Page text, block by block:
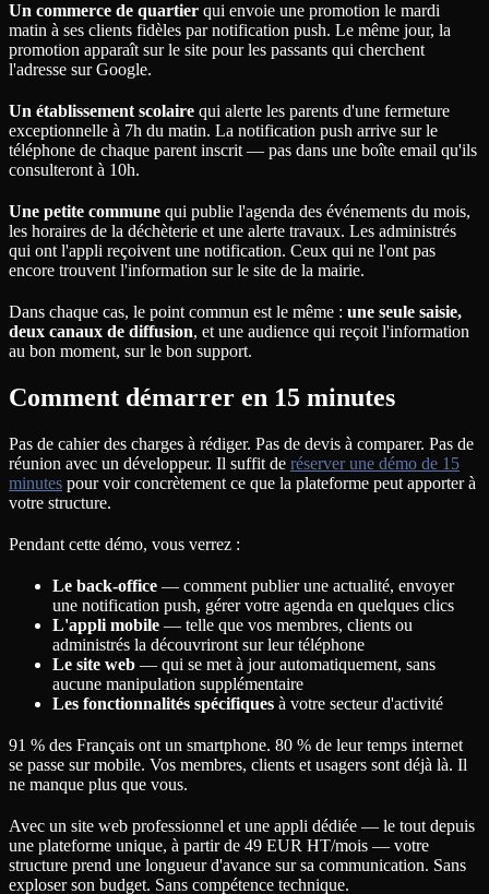
Un commerce de quartier qui envoie une promotion le mardi
matin à ses clients fidèles par notification push. Le même jour, la
promotion apparaît sur le site pour les passants qui cherchent
l'adresse sur Google.
Un établissement scolaire qui alerte les parents d'une fermeture
exceptionnelle à 7h du matin. La notification push arrive sur le
téléphone de chaque parent inscrit — pas dans une boîte email qu'ils
consulteront à 10h.
Une petite commune qui publie l'agenda des événements du mois,
les horaires de la déchèterie et une alerte travaux. Les administrés
qui ont l'appli reçoivent une notification. Ceux qui ne l'ont pas
encore trouvent l'information sur le site de la mairie.
Dans chaque cas, le point commun est le même : une seule saisie,
deux canaux de diffusion, et une audience qui reçoit l'information
au bon moment, sur le bon support.
Comment démarrer en 15 minutes
Pas de cahier des charges à rédiger. Pas de devis à comparer. Pas de
réunion avec un développeur. Il suffit de réserver une démo de 15
minutes pour voir concrètement ce que la plateforme peut apporter à
votre structure.
Pendant cette démo, vous verrez :
Le back-office — comment publier une actualité, envoyer
une notification push, gérer votre agenda en quelques clics
L'appli mobile — telle que vos membres, clients ou
administrés la découvriront sur leur téléphone
Le site web — qui se met à jour automatiquement, sans
aucune manipulation supplémentaire
Les fonctionnalités spécifiques à votre secteur d'activité
91 % des Français ont un smartphone. 80 % de leur temps internet
se passe sur mobile. Vos membres, clients et usagers sont déjà là. Il
ne manque plus que vous.
Avec un site web professionnel et une appli dédiée — le tout depuis
une plateforme unique, à partir de 49 EUR HT/mois — votre
structure prend une longueur d'avance sur sa communication. Sans
exploser son budget. Sans compétence technique.